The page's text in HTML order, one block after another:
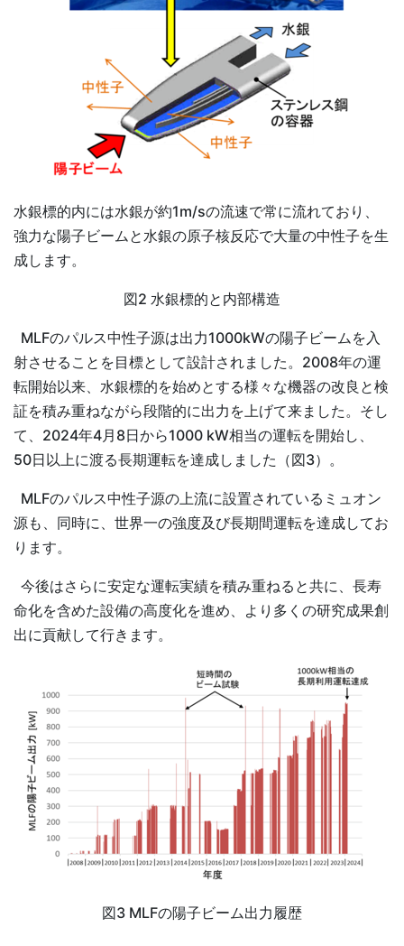
水銀標的内には水銀が約1m/sの流速で常に流れており、
強力な陽子ビームと水銀の原子核反応で大量の中性子を生
成します。
図2 水銀標的と内部構造
MLFのパルス中性子源は出力1000kWの陽子ビームを入
射させることを目標として設計されました。2008年の運
転開始以来、水銀標的を始めとする様々な機器の改良と検
証を積み重ねながら段階的に出力を上げて来ました。そし
て、2024年4月8日から1000 kW相当の運転を開始し、
50日以上に渡る長期運転を達成しました（図3）。
MLFのパルス中性子源の上流に設置されているミュオン
源も、同時に、世界一の強度及び長期間運転を達成してお
ります。
今後はさらに安定な運転実績を積み重ねると共に、長寿
命化を含めた設備の高度化を進め、より多くの研究成果創
出に貢献して行きます。
図3 MLFの陽子ビーム出力履歴